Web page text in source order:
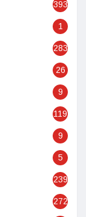
393
1
283
26
9
119
9
5
239
272